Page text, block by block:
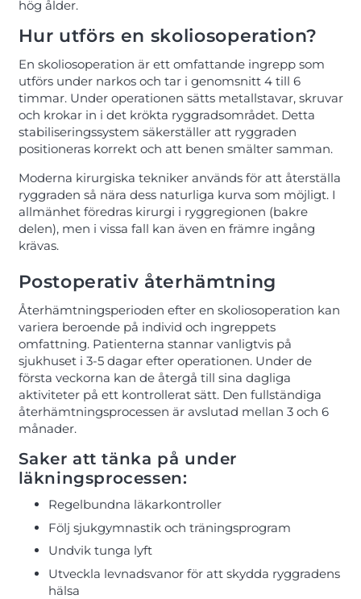
hög ålder.
Hur utförs en skoliosoperation?
En skoliosoperation är ett omfattande ingrepp som
utförs under narkos och tar i genomsnitt 4 till 6
timmar. Under operationen sätts metallstavar, skruvar
och krokar in i det krökta ryggradsområdet. Detta
stabiliseringssystem säkerställer att ryggraden
positioneras korrekt och att benen smälter samman.
Moderna kirurgiska tekniker används för att återställa
ryggraden så nära dess naturliga kurva som möjligt. I
allmänhet föredras kirurgi i ryggregionen (bakre
delen), men i vissa fall kan även en främre ingång
krävas.
Postoperativ återhämtning
Återhämtningsperioden efter en skoliosoperation kan
variera beroende på individ och ingreppets
omfattning. Patienterna stannar vanligtvis på
sjukhuset i 3-5 dagar efter operationen. Under de
första veckorna kan de återgå till sina dagliga
aktiviteter på ett kontrollerat sätt. Den fullständiga
återhämtningsprocessen är avslutad mellan 3 och 6
månader.
Saker att tänka på under
läkningsprocessen:
Regelbundna läkarkontroller
Följ sjukgymnastik och träningsprogram
Undvik tunga lyft
Utveckla levnadsvanor för att skydda ryggradens
hälsa